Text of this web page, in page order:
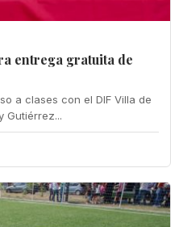
entrega gratuita de
a clases con el DIF Villa de
Gutiérrez...